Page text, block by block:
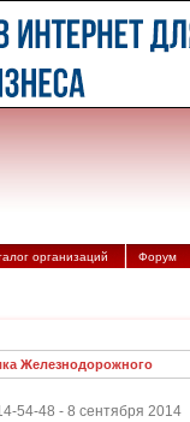
организаций Форум
Железнодорожного
54-48 - 8 сентября 2014